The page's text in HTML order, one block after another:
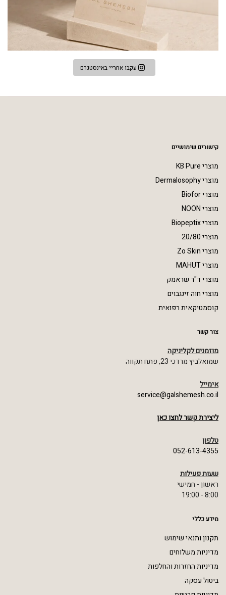
עקבו אחריי באינסטגרם
קישורים שימושיים
מוצרי KB Pure
מוצרי Dermalosophy
מוצרי Biofor
מוצרי NOON
מוצרי Biopeptix
מוצרי 20/80
מוצרי Zo Skin
מוצרי MAHUT
מוצרי ד"ר שראמק
מוצרי חוה זינגבוים
קוסמטיקאית רפואית
צור קשר
מוזמנים לקליניקה
שמואלביץ מרדכי 23, פתח תקווה
אימייל
service@galshemesh.co.il
ליצירת קשר לחצו כאן
טלפון
052-613-4355
שעות פעילות
ראשון - חמישי
8:00 - 19:00
מידע כללי
תקנון ותנאי שימוש
מדיניות משלוחים
מדיניות החזרות והחלפות
ביטול עסקה